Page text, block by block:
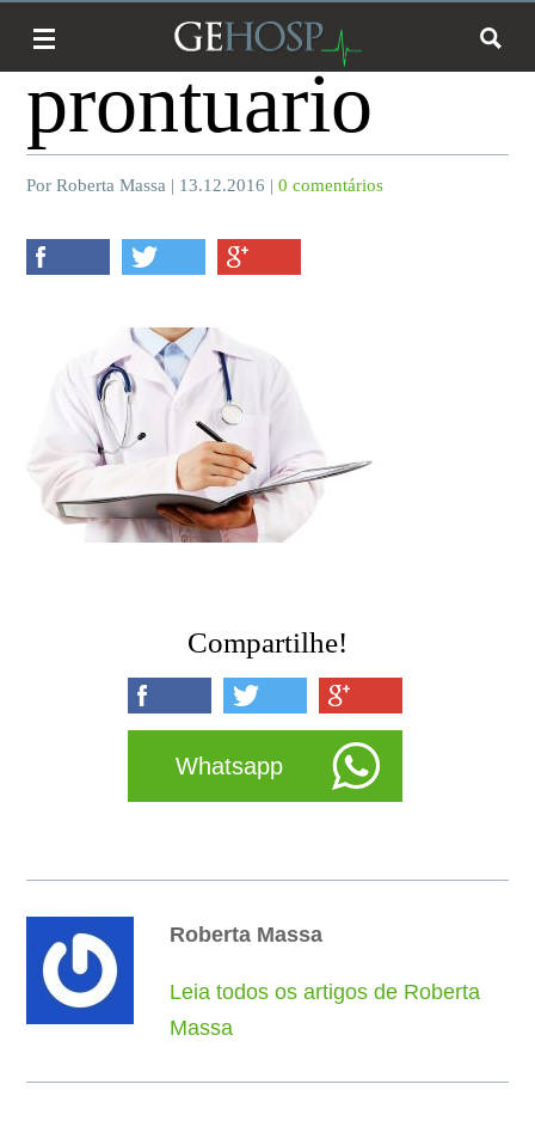
prontuario
Por Roberta Massa | 13.12.2016 |0 comentários
Compartilhe!
Whatsapp
Roberta Massa
Leia todos os artigos de Roberta
Massa